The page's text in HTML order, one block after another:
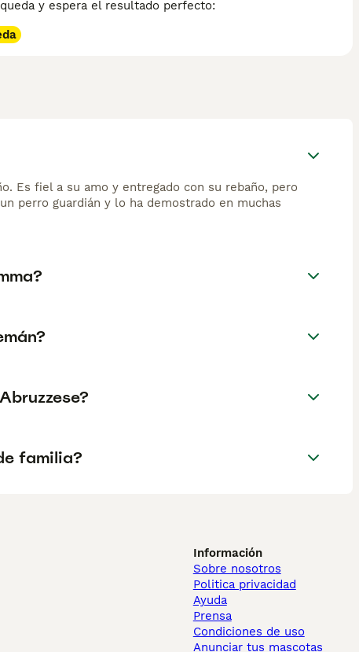
y espera el resultado perfecto:
Es fiel a su amo y entregado con su rebaño, pero
perro guardián y lo ha demostrado en muchas
familia?
Información
Sobre nosotros
Politica privacidad
Ayuda
Prensa
Condiciones de uso
Anunciar tus mascotas